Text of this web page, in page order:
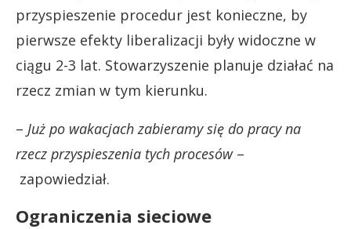
przyspieszenie procedur jest konieczne, by
pierwsze efekty liberalizacji były widoczne w
ciągu 2-3 lat. Stowarzyszenie planuje działać na
rzecz zmian w tym kierunku.
– Już po wakacjach zabieramy się do pracy na
rzecz przyspieszenia tych procesów–
zapowiedział.
Ograniczenia sieciowe